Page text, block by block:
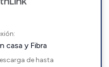
casa y Fibra
de hasta